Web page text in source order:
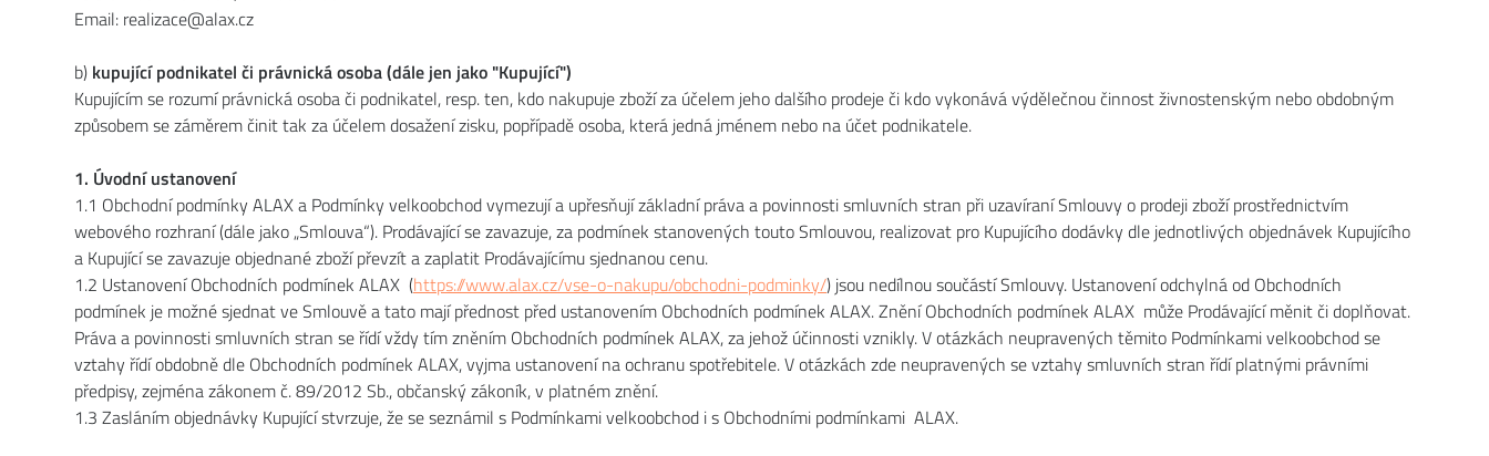
Email: realizace@alax.cz
b) kupující podnikatel či právnická osoba (dále jen jako "Kupující")
Kupujícím se rozumí právnická osoba či podnikatel, resp. ten, kdo nakupuje zboží za účelem jeho dalšího prodeje či kdo vykonává výdělečnou činnost živnostenským nebo obdobným
způsobem se záměrem činit tak za účelem dosažení zisku, popřípadě osoba, která jedná jménem nebo na účet podnikatele.
1. Úvodní ustanovení
1.1 Obchodní podmínky ALAX a Podmínky velkoobchod vymezují a upřesňují základní práva a povinnosti smluvních stran při uzavíraní Smlouvy o prodeji zboží prostřednictvím
webového rozhraní (dále jako „Smlouva“). Prodávající se zavazuje, za podmínek stanovených touto Smlouvou, realizovat pro Kupujícího dodávky dle jednotlivých objednávek Kupujícího
a Kupující se zavazuje objednané zboží převzít a zaplatit Prodávajícímu sjednanou cenu.
1.2 Ustanovení Obchodních podmínek ALAX (https://www.alax.cz/vse-o-nakupu/obchodni-podminky/) jsou nedílnou součástí Smlouvy. Ustanovení odchylná od Obchodních
podmínek je možné sjednat ve Smlouvě a tato mají přednost před ustanovením Obchodních podmínek ALAX. Znění Obchodních podmínek ALAX může Prodávající měnit či doplňovat.
Práva a povinnosti smluvních stran se řídí vždy tím zněním Obchodních podmínek ALAX, za jehož účinnosti vznikly. V otázkách neupravených těmito Podmínkami velkoobchod se
vztahy řídí obdobně dle Obchodních podmínek ALAX, vyjma ustanovení na ochranu spotřebitele. V otázkách zde neupravených se vztahy smluvních stran řídí platnými právními
předpisy, zejména zákonem č. 89/2012 Sb., občanský zákoník, v platném znění.
1.3 Zasláním objednávky Kupující stvrzuje, že se seznámil s Podmínkami velkoobchod i s Obchodními podmínkami ALAX.